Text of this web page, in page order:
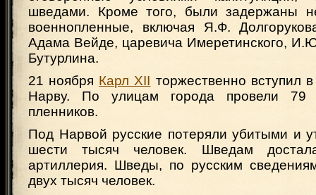
шведами. Кроме того, были задержаны
военнопленные, включая Я.Ф.
Адама Вейде, царевича Имеретинского,
Бутурлина.
21 ноября Карл XII торжественно вступил
Нарву. По улицам города провели 79
пленников.
Под Нарвой русские потеряли убитыми и
шести тысяч человек. Шведам
артиллерия. Шведы, по русским
двух тысяч человек.